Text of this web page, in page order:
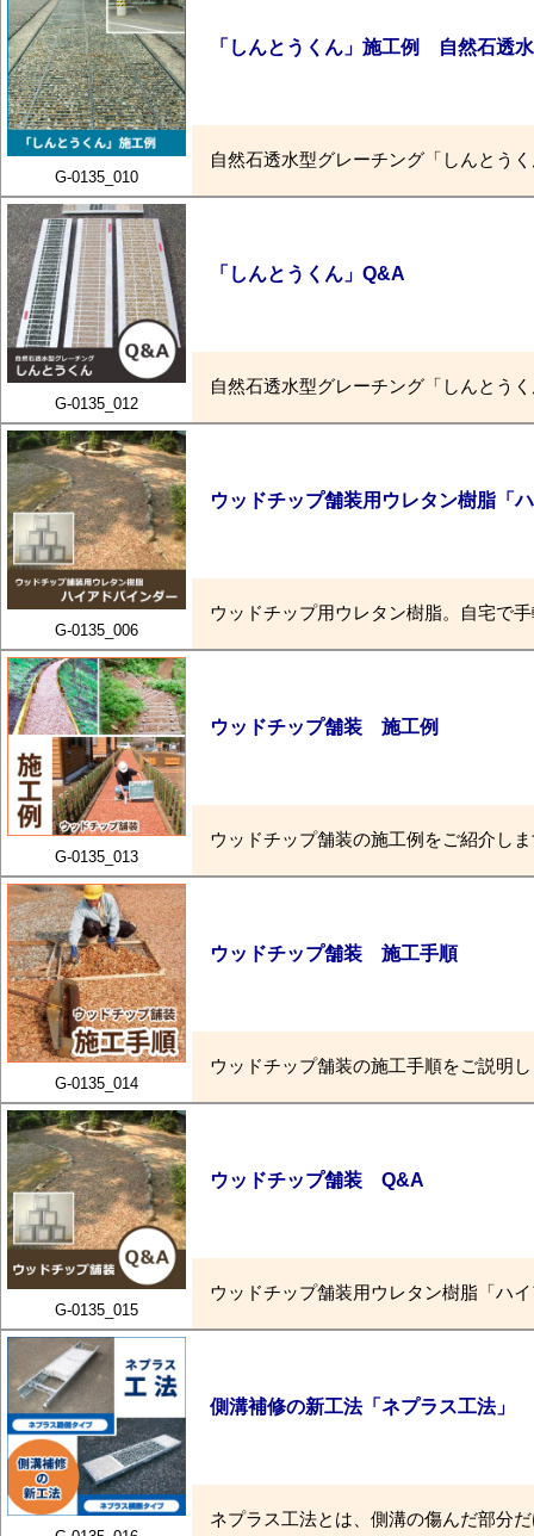
G-0135_010
「しんとうくん」施工例 自然石透
自然石透水型グレーチング「しんとう
G-0135_012
「しんとうくん」Q&A
自然石透水型グレーチング「しんとう
G-0135_006
ウッドチップ舗装用ウレタン樹脂「
ウッドチップ用ウレタン樹脂。自宅で
G-0135_013
ウッドチップ舗装 施工例
ウッドチップ舗装の施工例をご紹介し
G-0135_014
ウッドチップ舗装 施工手順
ウッドチップ舗装の施工手順をご説明
G-0135_015
ウッドチップ舗装 Q&A
ウッドチップ舗装用ウレタン樹脂「ハ
側溝補修の新工法「ネプラス工法」
ネプラス工法とは、側溝の傷んだ部分